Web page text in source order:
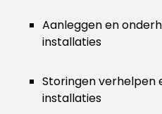
Aanleggen en
installaties
Storingen verhelpen
installaties